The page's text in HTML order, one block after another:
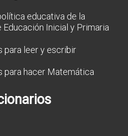
educativa de la
Educación Inicial y Primaria
para leer y escribir
para hacer Matemática